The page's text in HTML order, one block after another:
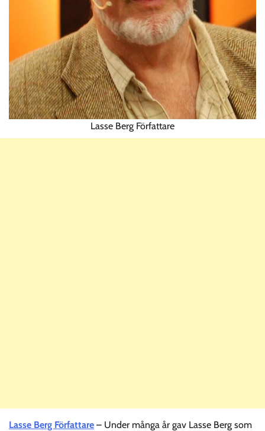
Lasse Berg Författare
Lasse Berg Författare – Under många år gav Lasse Berg som